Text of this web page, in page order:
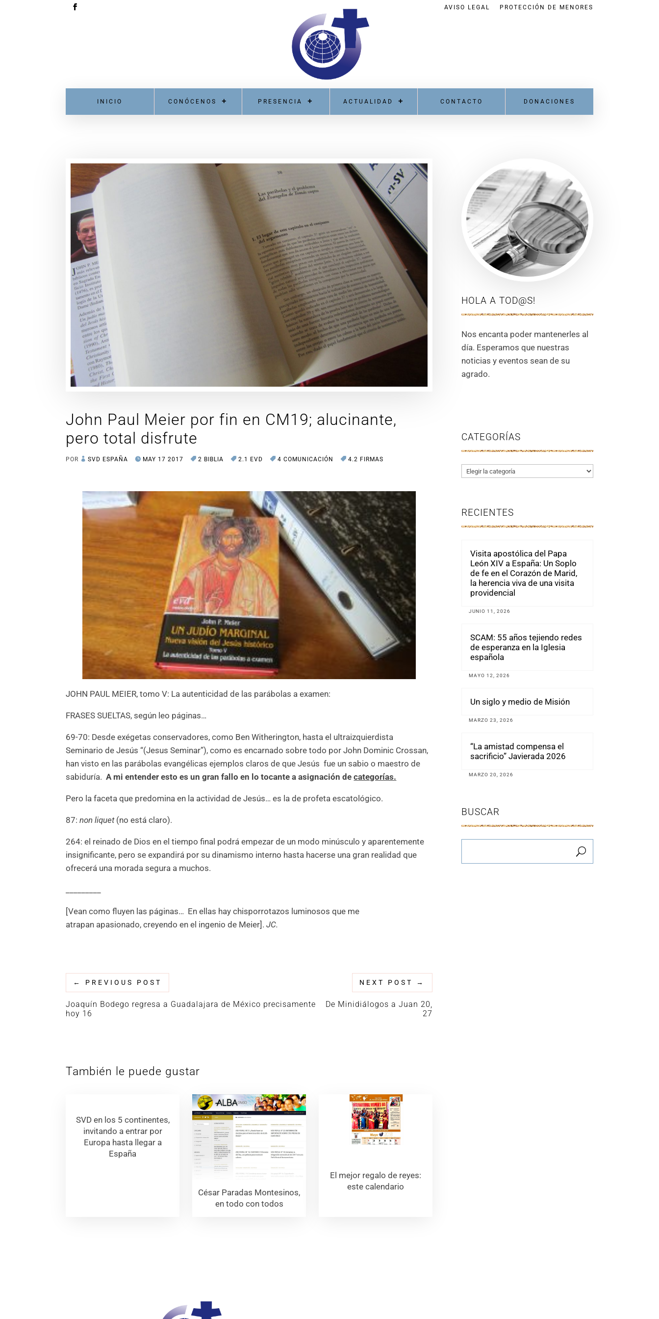
AVISO LEGAL PROTECCIÓN DE MENORES
INICIO CONÓCENOS PRESENCIA ACTUALIDAD CONTACTO DONACIONES
John Paul Meier por fin en CM19; alucinante,
pero total disfrute
POR SVD ESPAÑA MAY 17 2017 2 BIBLIA 2.1 EVD 4 COMUNICACIÓN 4.2 FIRMAS
JOHN PAUL MEIER, tomo V: La autenticidad de las parábolas a examen:
FRASES SUELTAS, según leo páginas…
69-70: Desde exégetas conservadores, como Ben Witherington, hasta el ultraizquierdista
Seminario de Jesús “(Jesus Seminar”), como es encarnado sobre todo por John Dominic Crossan,
han visto en las parábolas evangélicas ejemplos claros de que Jesús fue un sabio o maestro de
sabiduría.A mi entender esto es un gran fallo en lo tocante a asignación decategorías.
Pero la faceta que predomina en la actividad de Jesús… es la de profeta escatológico.
87:non liquet (no está claro).
264: el reinado de Dios en el tiempo final podrá empezar de un modo minúsculo y aparentemente
insignificante, pero se expandirá por su dinamismo interno hasta hacerse una gran realidad que
ofrecerá una morada segura a muchos.
[Vean como fluyen las páginas… En ellas hay chisporrotazos luminosos que me
atrapan apasionado, creyendo en el ingenio de Meier].JC.
← PREVIOUS POST
Joaquín Bodego regresa a Guadalajara de México precisamente
hoy 16
NEXT POST →
De Minidiálogos a Juan 20,
27
También le puede gustar
SVD en los 5 continentes,
invitando a entrar por
Europa hasta llegar a
España
César Paradas Montesinos,
en todo con todos
El mejor regalo de reyes:
este calendario
HOLA A TOD@S!
Nos encanta poder mantenerles al
día. Esperamos que nuestras
noticias y eventos sean de su
agrado.
CATEGORÍAS
Categorías
RECIENTES
Visita apostólica del Papa
León XIV a España: Un Soplo
de fe en el Corazón de Marid,
la herencia viva de una visita
providencial
JUNIO 11, 2026
SCAM: 55 años tejiendo redes
de esperanza en la Iglesia
española
MAYO 12, 2026
Un siglo y medio de Misión
MARZO 23, 2026
“La amistad compensa el
sacrificio” Javierada 2026
MARZO 20, 2026
BUSCAR